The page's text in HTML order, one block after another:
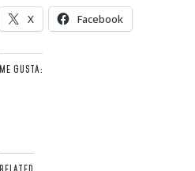
X Facebook
ME GUSTA:
RELATED